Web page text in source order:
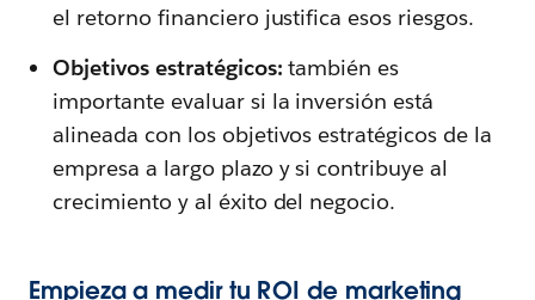
el retorno financiero justifica esos riesgos.
Objetivos estratégicos: también es
importante evaluar si la inversión está
alineada con los objetivos estratégicos de la
empresa a largo plazo y si contribuye al
crecimiento y al éxito del negocio.
Empieza a medir tu ROI de marketing